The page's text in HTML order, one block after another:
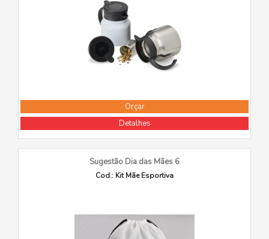
Orçar
Detalhes
Sugestão Dia das Mães 6
Cod.: Kit Mãe Esportiva